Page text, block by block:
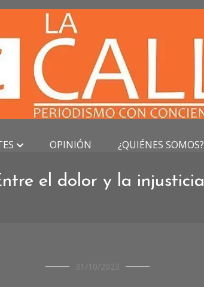
OPINIÓN ¿QUIÉNES SOMOS?
el dolor y la injusticia
CRÓNICAS
31/10/2023